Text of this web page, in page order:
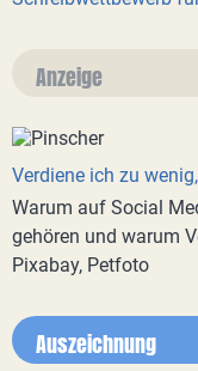
Anzeige
Verdiene ich zu
Warum auf Social
gehören und warum
Pixabay, Petfoto
Auszeichnung